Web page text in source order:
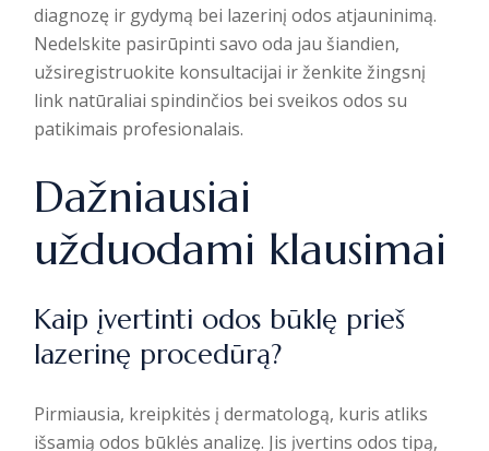
diagnozę ir gydymą bei lazerinį odos atjauninimą.
Nedelskite pasirūpinti savo oda jau šiandien,
užsiregistruokite konsultacijai ir ženkite žingsnį
link natūraliai spindinčios bei sveikos odos su
patikimais profesionalais.
Dažniausiai
užduodami klausimai
Kaip įvertinti odos būklę prieš
lazerinę procedūrą?
Pirmiausia, kreipkitės į dermatologą, kuris atliks
išsamią odos būklės analizę. Jis įvertins odos tipą,